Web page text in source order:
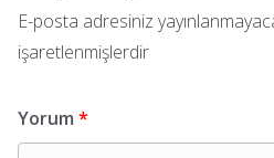
E-posta adresiniz
işaretlenmişlerdir
Yorum *